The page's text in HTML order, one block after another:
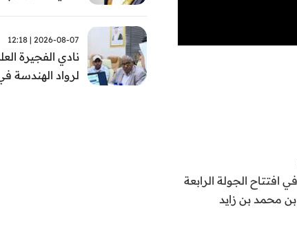
افتتاح الجولة الرابعة
محمد بن زايد
2026-08-07 | 12:18
نادي الفجيرة
لرواد الهندسة